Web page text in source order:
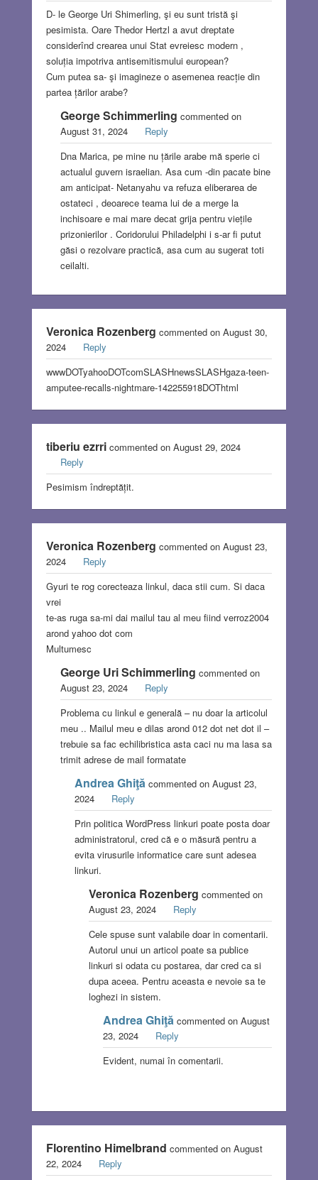
D- le George Uri Shimerling, şi eu sunt tristă şi
pesimista. Oare Thedor Hertzl a avut dreptate
considerînd crearea unui Stat evreiesc modern ,
soluția impotriva antisemitismului european?
Cum putea sa- şi imagineze o asemenea reacție din
partea țărilor arabe?
George Schimmerling commented on
August 31, 2024
Reply
Dna Marica, pe mine nu țările arabe mă sperie ci
actualul guvern israelian. Asa cum -din pacate bine
am anticipat- Netanyahu va refuza eliberarea de
ostateci , deoarece teama lui de a merge la
inchisoare e mai mare decat grija pentru viețile
prizonierilor . Coridorului Philadelphi i s-ar fi putut
găsi o rezolvare practică, asa cum au sugerat toti
ceilalti.
Veronica Rozenberg commented on August 30,
2024
Reply
wwwDOTyahooDOTcomSLASHnewsSLASHgaza-teen-
amputee-recalls-nightmare-142255918DOThtml
tiberiu ezrricommented on August 29, 2024
Reply
Pesimism îndreptățit.
Veronica Rozenberg commented on August 23,
2024
Reply
Gyuri te rog corecteaza linkul, daca stii cum. Si daca
vrei
te-as ruga sa-mi dai mailul tau al meu fiind verroz2004
arond yahoo dot com
Multumesc
George Uri Schimmerling commented on
August 23, 2024
Reply
Problema cu linkul e generală – nu doar la articolul
meu .. Mailul meu e dilas arond 012 dot net dot il –
trebuie sa fac echilibristica asta caci nu ma lasa sa
trimit adrese de mail formatate
Andrea Ghiţă commented on August 23,
2024
Reply
Prin politica WordPress linkuri poate posta doar
administratorul, cred că e o măsură pentru a
evita virusurile informatice care sunt adesea
linkuri.
Veronica Rozenberg commented on
August 23, 2024
Reply
Cele spuse sunt valabile doar in comentarii.
Autorul unui un articol poate sa publice
linkuri si odata cu postarea, dar cred ca si
dupa aceea. Pentru aceasta e nevoie sa te
loghezi in sistem.
Andrea Ghiţă commented on August
23, 2024
Reply
Evident, numai în comentarii.
Florentino Himelbrand commented on August
22, 2024
Reply